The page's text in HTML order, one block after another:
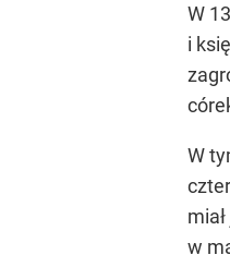
W
i
W
w